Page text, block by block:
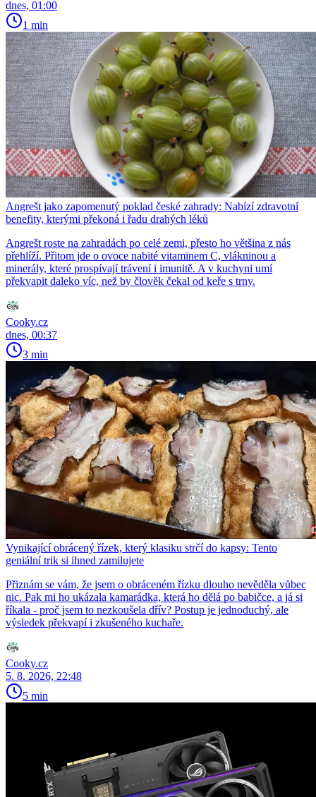
dnes, 01:00
1 min
Angrešt jako zapomenutý poklad české zahrady: Nabízí zdravotní
benefity, kterými překoná i řadu drahých léků
Angrešt roste na zahradách po celé zemi, přesto ho většina z nás
přehlíží. Přitom jde o ovoce nabité vitaminem C, vlákninou a
minerály, které prospívají trávení i imunitě. A v kuchyni umí
překvapit daleko víc, než by člověk čekal od keře s trny.
Cooky.cz
dnes, 00:37
3 min
Vynikající obrácený řízek, který klasiku strčí do kapsy: Tento
geniální trik si ihned zamilujete
Přiznám se vám, že jsem o obráceném řízku dlouho nevěděla vůbec
nic. Pak mi ho ukázala kamarádka, která ho dělá po babičce, a já si
říkala - proč jsem to nezkoušela dřív? Postup je jednoduchý, ale
výsledek překvapí i zkušeného kuchaře.
Cooky.cz
5. 8. 2026, 22:48
5 min